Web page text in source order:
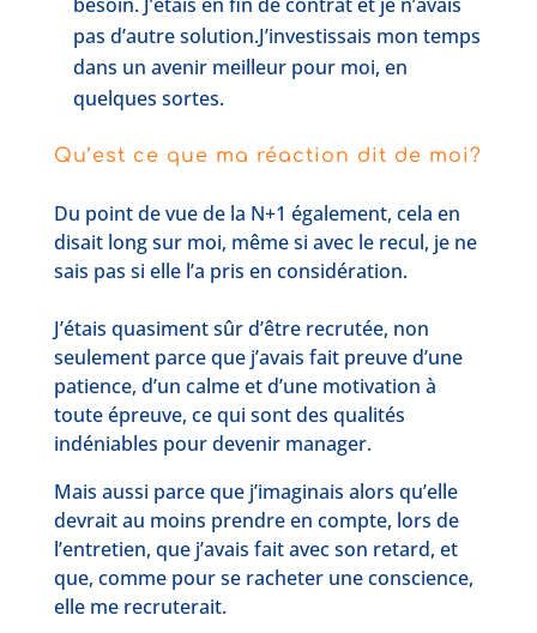
pas d’autre solution.J’investissais mon temps
dans un avenir meilleur pour moi, en
quelques sortes.
Qu’est ce que ma réaction dit de moi?
Du point de vue de la N+1 également, cela en
disait long sur moi, même si avec le recul, je ne
sais pas si elle l’a pris en considération.
J’étais quasiment sûr d’être recrutée, non
seulement parce que j’avais fait preuve d’une
patience, d’un calme et d’une motivation à
toute épreuve, ce qui sont des qualités
indéniables pour devenir manager.
Mais aussi parce que j’imaginais alors qu’elle
devrait au moins prendre en compte, lors de
l’entretien, que j’avais fait avec son retard, et
que, comme pour se racheter une conscience,
elle me recruterait.